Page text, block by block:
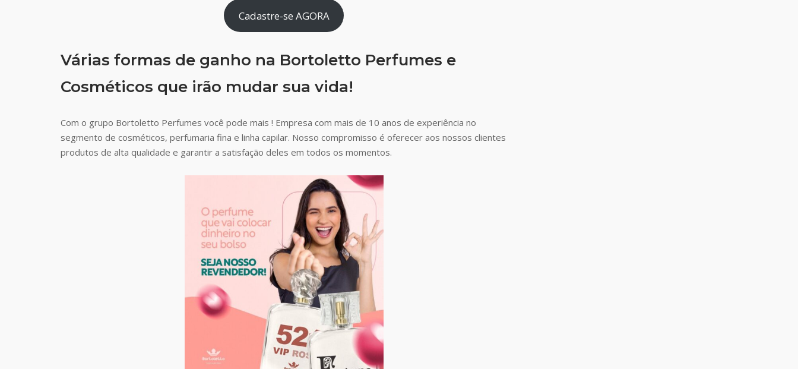
Cadastre-se AGORA
Várias formas de ganho na Bortoletto Perfumes e
Cosméticos que irão mudar sua vida!
Com o grupo Bortoletto Perfumes você pode mais ! Empresa com mais de 10 anos de experiência no
segmento de cosméticos, perfumaria fina e linha capilar. Nosso compromisso é oferecer aos nossos clientes
produtos de alta qualidade e garantir a satisfação deles em todos os momentos.